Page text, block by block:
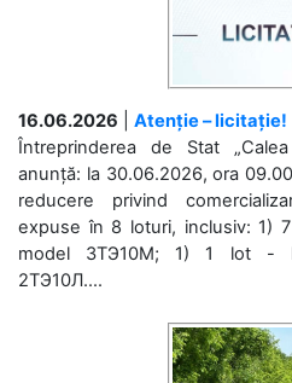
16.06.2026
Atenție – licitație!
Întreprinderea de Stat
anunță: la 30.06.2026, ora
reducere privind
expuse în 8 loturi, inclusiv: 1)
model 3ТЭ10М; 1) 1 lot -
2ТЭ10Л....